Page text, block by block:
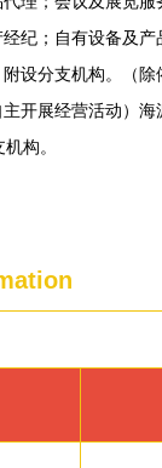
纪；自有设备及
设分支机构。（除
开展经营活动）
构。